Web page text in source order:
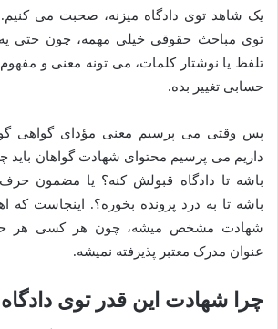
یک شاهد توی دادگاه میزنه، صحبت می
توی مباحث حقوقی خیلی مهمه، چون حتی
تلفظ یا نوشتار کلمات، می تونه معنی و
حسابی تغییر بده.
پس وقتی می پرسیم معنی مؤدای گواهی
داریم می پرسیم محتوای شهادت گواهان باید
باشه تا دادگاه قبولش کنه؟ یا مضمون
باشه تا به درد پرونده بخوره؟. اینجاست که
شهادت مشخص میشه، چون هر کسی هر
عنوان مدرک معتبر پذیرفته نمیشه.
چرا شهادت این قدر توی